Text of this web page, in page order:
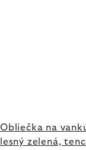
Obliečka na
lesný zelená,